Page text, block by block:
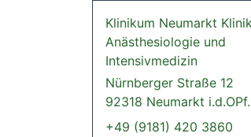
Klinikum Neumarkt
Anästhesiologie und
Intensivmedizin
Nürnberger Straße 12
92318 Neumarkt i.d.OPf.
+49 (9181) 420 3860